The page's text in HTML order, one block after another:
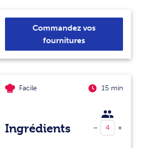
Commandez vos
fournitures
Facile 15 min
Ingrédients